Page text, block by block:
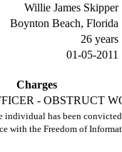
Willie James Skipper
Boynton Beach, Florida
26 years
01-05-2011
Charges
- OBSTRUCT
individual has been
with the Freedom of